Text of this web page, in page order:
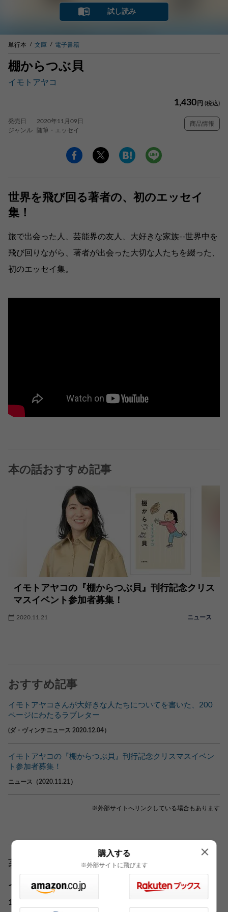
試し読み
単行本 文庫 電子書籍
棚からつぶ貝
イモトアヤコ
1,430 円 (税込)
発売日
2020年11月09日
ジャンル
随筆・エッセイ
商品情報
世界を飛び回る著者の、初のエッセイ
集！
旅で出会った人、芸能界の友人、大好きな家族--世界中を
飛び回りながら、著者が出会った大切な人たちを綴った、
初のエッセイ集。
本の話おすすめ記事
イモトアヤコの『棚からつぶ貝』刊行記念クリス
マスイベント参加者募集！
2020.11.21 ニュース
おすすめ記事
イモトアヤコさんが大好きな人たちについてを書いた、200
ページにわたるラブレター
(ダ・ヴィンチニュース 2020.12.04）
イモトアヤコの『棚からつぶ貝』刊行記念クリスマスイベン
ト参加者募集！
ニュース（2020.11.21）
※外部サイトへリンクしている場合もあります
著者
イモト アヤコ
1986年1月12日生まれ、鳥取県出身。2007年から日本テ
購入する
※外部サイトに飛びます